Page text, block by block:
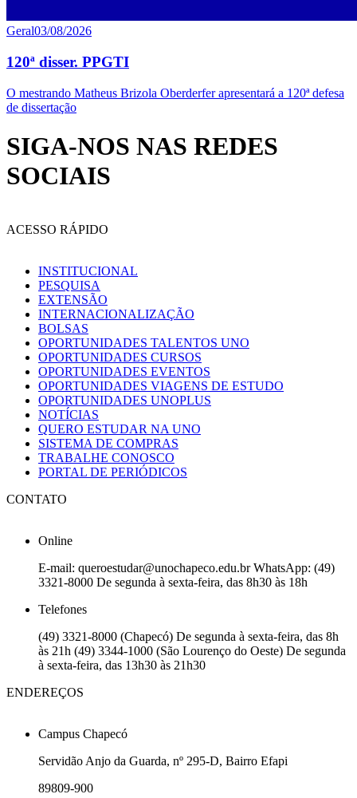
Geral03/08/2026
120ª disser. PPGTI
O mestrando Matheus Brizola Oberderfer apresentará a 120ª defesa
de dissertação
SIGA-NOS NAS REDES
SOCIAIS
ACESSO RÁPIDO
INSTITUCIONAL
PESQUISA
EXTENSÃO
INTERNACIONALIZAÇÃO
BOLSAS
OPORTUNIDADES TALENTOS UNO
OPORTUNIDADES CURSOS
OPORTUNIDADES EVENTOS
OPORTUNIDADES VIAGENS DE ESTUDO
OPORTUNIDADES UNOPLUS
NOTÍCIAS
QUERO ESTUDAR NA UNO
SISTEMA DE COMPRAS
TRABALHE CONOSCO
PORTAL DE PERIÓDICOS
CONTATO
Online
E-mail: queroestudar@unochapeco.edu.br WhatsApp: (49)
3321-8000 De segunda à sexta-feira, das 8h30 às 18h
Telefones
(49) 3321-8000 (Chapecó) De segunda à sexta-feira, das 8h
às 21h (49) 3344-1000 (São Lourenço do Oeste) De segunda
à sexta-feira, das 13h30 às 21h30
ENDEREÇOS
Campus Chapecó
Servidão Anjo da Guarda, nº 295-D, Bairro Efapi
89809-900